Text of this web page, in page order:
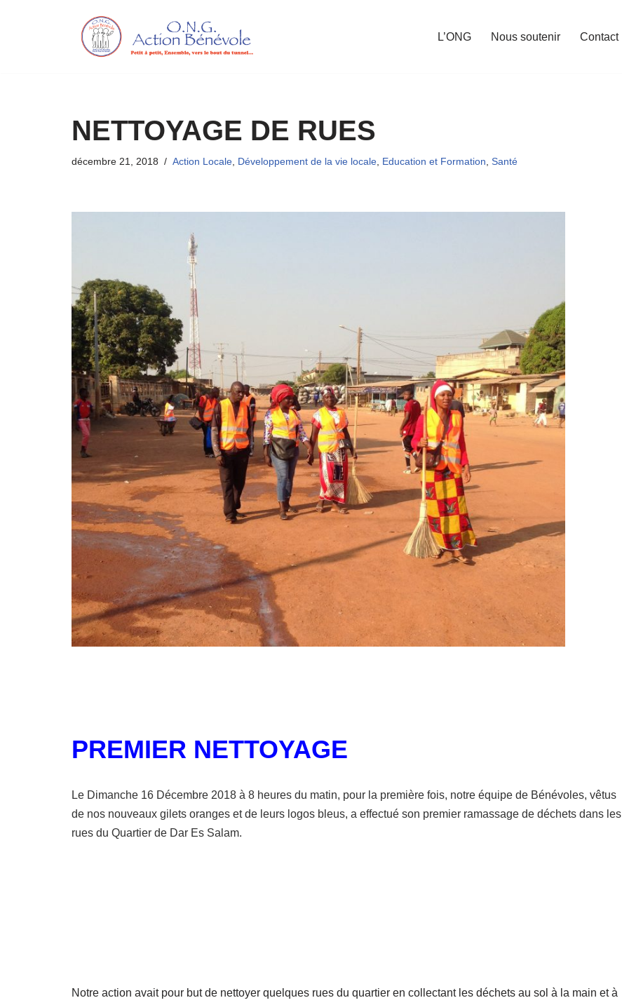
L’ONG Nous soutenir Contact
NETTOYAGE DE RUES
décembre 21, 2018 Action Locale Développement de la vie locale Education et Formation Santé
PREMIER NETTOYAGE
Le Dimanche 16 Décembre 2018 à 8 heures du matin, pour la première fois, notre équipe de Bénévoles, vêtus
de nos nouveaux gilets oranges et de leurs logos bleus, a effectué son premier ramassage de déchets dans les
rues du Quartier de Dar Es Salam.
Notre action avait pour but de nettoyer quelques rues du quartier en collectant les déchets au sol à la main et à